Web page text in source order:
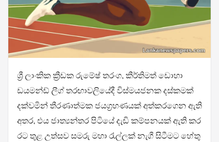
ශ්‍රී ලාංකික ක්‍රීඩක රුමේෂ් තරංග, කීර්තිමත් ඩොහා
ඩයමන්ඩ් ලීග් තරඟාවලියේදී විස්මයජනක දස්කමක්
දක්වමින් තීරණාත්මක ජයග්‍රහණයක් අත්කරගෙන ඇති
අතර, එය ජාත්‍යන්තර පිටියේ දැඩි කම්පනයක් ඇති කර
රට තුළ උත්සව සමරු මහා රැල්ලක් නැගී සිටීමට හේතු